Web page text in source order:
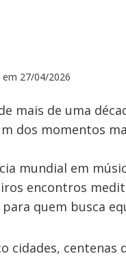
em 27/04/2026
mais de uma
dos momentos
mundial em
encontros
para quem busca
cidades,